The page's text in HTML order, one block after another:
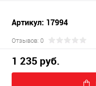
Артикул: 17994
Отзывов: 0
1 235 руб.